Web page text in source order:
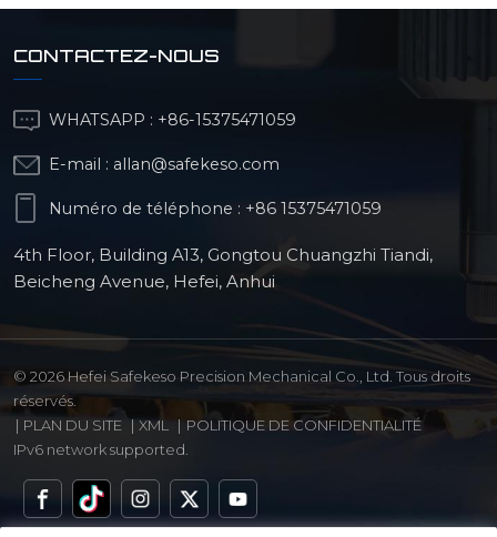
CONTACTEZ-NOUS
WHATSAPP : +86-15375471059
E-mail : allan@safekeso.com
Numéro de téléphone : +86 15375471059
4th Floor, Building A13, Gongtou Chuangzhi Tiandi,
Beicheng Avenue, Hefei, Anhui
© 2026 Hefei Safekeso Precision Mechanical Co., Ltd. Tous droits
réservés.
| PLAN DU SITE | XML | POLITIQUE DE CONFIDENTIALITÉ
IPv6 network supported.